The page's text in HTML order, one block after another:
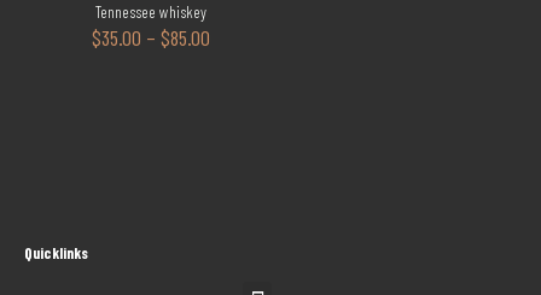
Tennessee whiskey
$35.00 – $85.00
Quicklinks